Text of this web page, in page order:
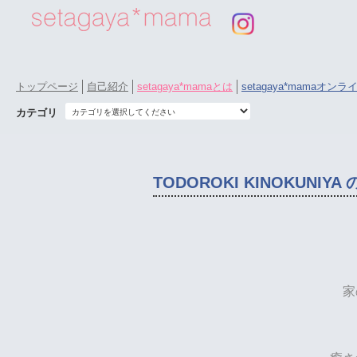
トップページ 自己紹介 setagaya*mamaとは setagaya*mamaオンラ
カテゴリ
TODOROKI KINOKUNIYA